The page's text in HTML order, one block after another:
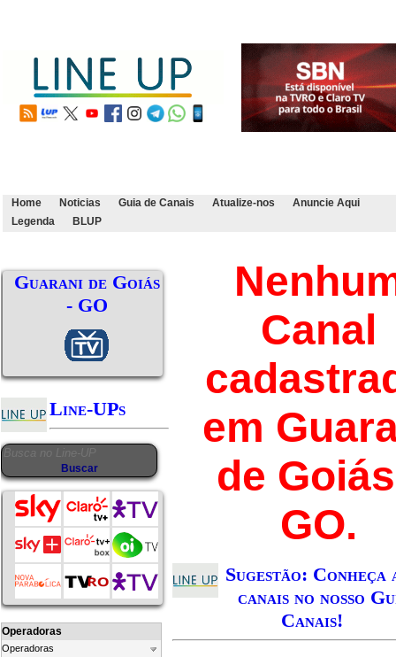
Home Noticias Guia de Canais Atualize-nos
Anuncie Aqui
Legenda
BLUP
Guarani de Goiás
- GO
Line-UPs
Operadoras
Operadoras
Canal
em
de
GO.
Sugestão: Conheça
canais no nosso
Canais!